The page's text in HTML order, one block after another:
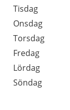
Tisdag
Onsdag
Torsdag
Fredag
Lördag
Söndag